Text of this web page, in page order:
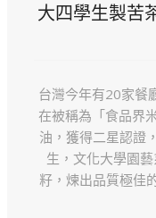
大四學生製苦
台灣今年有20家餐
在被稱為「食品界
油，獲得二星認證
生，文化大學園
籽，煉出品質極佳